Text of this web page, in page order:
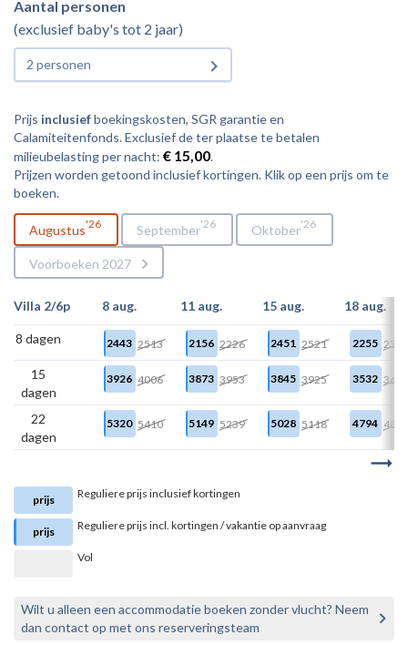
Aantal personen
(exclusief baby's tot 2 jaar)
2 personen
Prijs inclusiefboekingskosten, SGR garantie en
Calamiteitenfonds. Exclusief de ter plaatse te betalen
milieubelasting per nacht: € 15,00.
Prijzen worden getoond inclusief kortingen. Klik op een prijs om te
boeken.
Augustus 26 September 26 Oktober 26
Voorboeken 2027
Villa 2/6p 8 aug. 11 aug. 15 aug. 18 aug.
8 dagen 2443 2513 2156 2226 2451 2521 2255 2325
15
dagen
3926 4006 3873 3953 3845 3925 3532 3612
22
dagen
5320 5410 5149 5239 5028 5118 4794 4884
prijs Reguliere prijs inclusief kortingen
prijs Reguliere prijs incl. kortingen / vakantie op aanvraag
Vol
Wilt u alleen een accommodatie boeken zonder vlucht? Neem
dan contact op met ons reserveringsteam